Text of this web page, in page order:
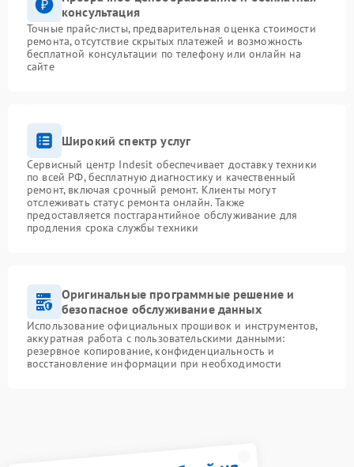
консультация
Точные прайс-листы, предварительная оценка стоимости
ремонта, отсутствие скрытых платежей и возможность
бесплатной консультации по телефону или онлайн на
сайте
Широкий спектр услуг
Сервисный центр Indesit обеспечивает доставку техники
по всей РФ, бесплатную диагностику и качественный
ремонт, включая срочный ремонт. Клиенты могут
отслеживать статус ремонта онлайн. Также
предоставляется постгарантийное обслуживание для
продления срока службы техники
Оригинальные программные решение и
безопасное обслуживание данных
Использование официальных прошивок и инструментов,
аккуратная работа с пользовательскими данными:
резервное копирование, конфиденциальность и
восстановление информации при необходимости